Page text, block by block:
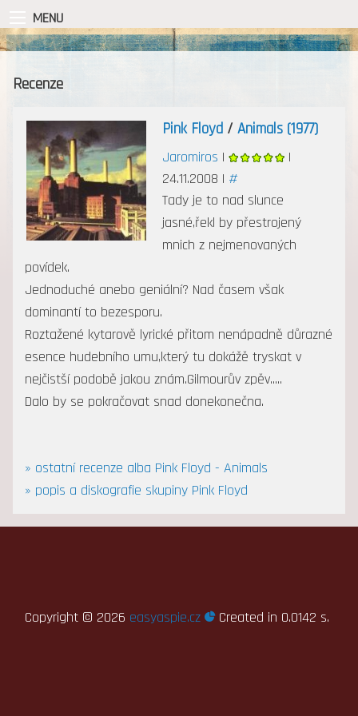
MENU
Recenze
Pink Floyd/ Animals (1977)
Jaromiros |
|
24.11.2008 | #
Tady je to nad slunce
jasné,řekl by přestrojený
mnich z nejmenovaných
povídek.
Jednoduché anebo geniální? Nad časem však
dominantí to bezesporu.
Roztažené kytarově lyrické přitom nenápadně důrazné
esence hudebního umu,který tu dokážě tryskat v
nejčistší podobě jakou znám.Gilmourův zpěv.....
Dalo by se pokračovat snad donekonečna.
» ostatní recenze alba Pink Floyd - Animals
» popis a diskografie skupiny Pink Floyd
Copyright © 2026 easyaspie.cz Created in 0.0142 s.